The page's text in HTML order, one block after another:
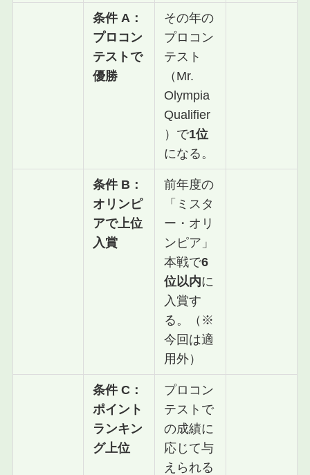
条件 A：
プロコン
テストで
優勝
その年の
プロコン
テスト
（Mr.
Olympia
Qualifier
）で1位
になる。
条件 B：
オリンピ
アで上位
入賞
前年度の
「ミスタ
ー・オリ
ンピア」
本戦で6
位以内に
入賞す
る。（※
今回は適
用外）
条件 C：
ポイント
ランキン
グ上位
プロコン
テストで
の成績に
応じて与
えられる